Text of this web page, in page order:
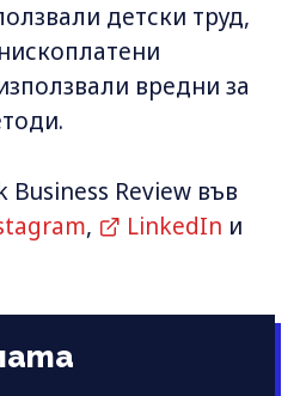
детски труд,
вредни за
Review във
, LinkedIn и